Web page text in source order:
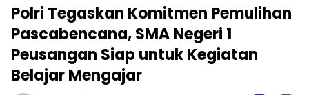
Polri Tegaskan Komitmen Pemulihan
Pascabencana, SMA Negeri 1
Peusangan Siap untuk Kegiatan
Belajar Mengajar